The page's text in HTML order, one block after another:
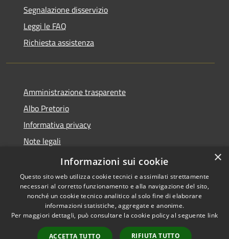
Segnalazione disservizio
Leggi le FAQ
Richiesta assistenza
Amministrazione trasparente
Albo Pretorio
Informativa privacy
Note legali
Dichiarazione di accessibilità
Accessibilità
Copyright © 2026 • Comune di
Polverigi • Powered by
Municipium• Accesso
×
Informazioni sui cookie
Questo sito web utilizza cookie tecnici e assimilati strettamente
necessari al corretto funzionamento e alla navigazione del sito,
nonché un cookie tecnico analitico al solo fine di elaborare
informazioni statistiche, aggregate e anonime.
Per maggiori dettagli, può consultare la cookie policy al seguente link
ACCETTA TUTTO RIFIUTA TUTTO